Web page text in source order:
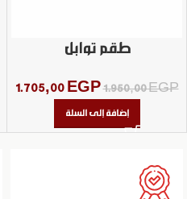
طقم توابل
1.950,00EGP
1.705,00 EGP
إضافة إلى السلة